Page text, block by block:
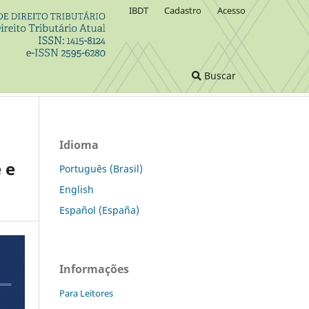
Buscar
IBDT Cadastro Acesso
e
Idioma
Português (Brasil)
English
Español (España)
Informações
Para Leitores